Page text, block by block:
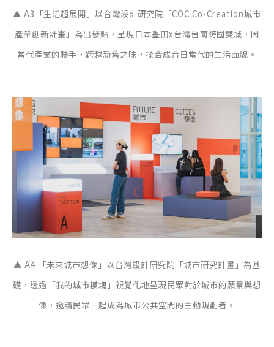
▲ A3「生活超展開」以台灣設計研究院「COC Co-Creation城市
產業創新計畫」為出發點，呈現日本墨田x台灣台南跨國雙城，因
當代產業的聯手，跨越新舊之味，揉合成台日當代的生活面貌。
▲ A4 「未來城市想像」以台灣設計研究院「城市研究計畫」為基
礎，透過「我的城市模塊」視覺化地呈現民眾對於城市的願景與想
像，邀請民眾一起成為城市公共空間的主動規劃者。